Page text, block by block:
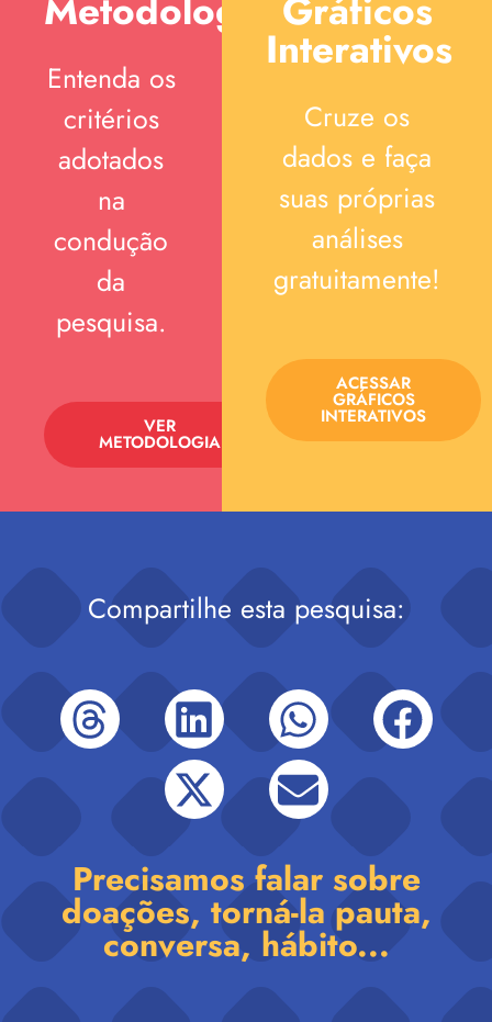
Metodologia
Entenda os
critérios
adotados
na
condução
da
pesquisa.
VER
METODOLOGIA
Gráficos
Interativos
Cruze os
dados e faça
suas próprias
análises
gratuitamente!
ACESSAR
GRÁFICOS
INTERATIVOS
Compartilhe esta pesquisa:
Precisamos falar sobre
doações, torná-la pauta,
conversa, hábito...